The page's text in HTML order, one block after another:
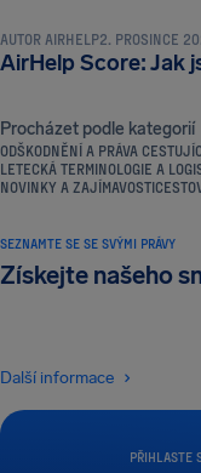
AUTOR AIRHELP2. PROSINCE
AirHelp Score: Jak
Procházet podle kategorií
ODŠKODNĚNÍ A PRÁVA
LETECKÁ TERMINOLOGIE A
NOVINKY A ZAJÍMAVOSTI
PŘIHLASTE
SEZNAMTE SE SE SVÝMI PRÁVY
Získejte našeho
Další informace